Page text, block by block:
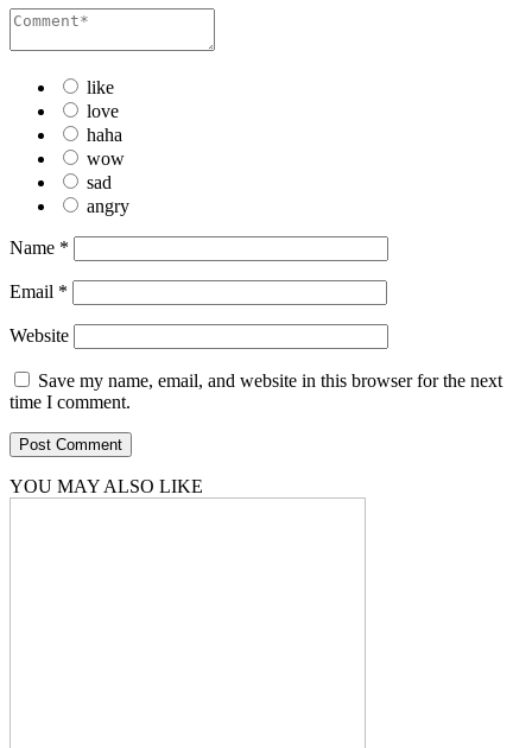
like
love
haha
wow
sad
angry
Name *
Email *
Website
Save my name, email, and website in this browser for the next
time I comment.
YOU MAY ALSO LIKE